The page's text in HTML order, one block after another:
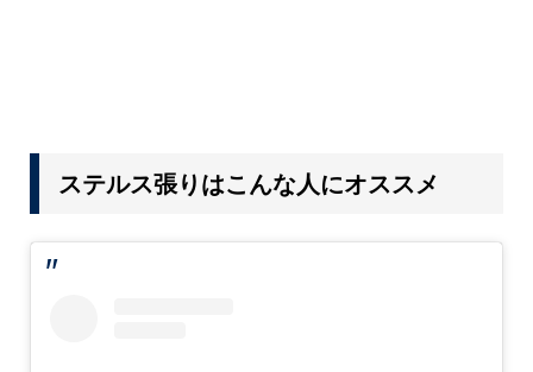
ステルス張りはこんな人にオススメ